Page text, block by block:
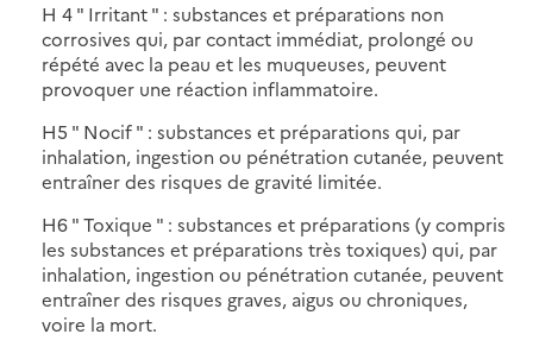
H 4 " Irritant " : substances et préparations non
corrosives qui, par contact immédiat, prolongé ou
répété avec la peau et les muqueuses, peuvent
provoquer une réaction inflammatoire.
H5 " Nocif " : substances et préparations qui, par
inhalation, ingestion ou pénétration cutanée, peuvent
entraîner des risques de gravité limitée.
H6 " Toxique " : substances et préparations (y compris
les substances et préparations très toxiques) qui, par
inhalation, ingestion ou pénétration cutanée, peuvent
entraîner des risques graves, aigus ou chroniques,
voire la mort.